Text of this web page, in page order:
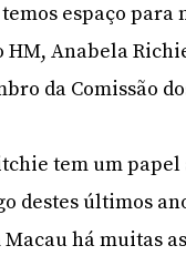
espaço para
Anabela
da Comissão
tem um
destes últimos
há muitas